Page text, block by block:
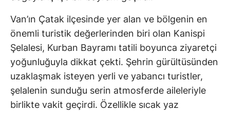
Van’ın Çatak ilçesinde yer alan ve bölgenin en
önemli turistik değerlerinden biri olan Kanispi
Şelalesi, Kurban Bayramı tatili boyunca ziyaretçi
yoğunluğuyla dikkat çekti. Şehrin gürültüsünden
uzaklaşmak isteyen yerli ve yabancı turistler,
şelalenin sunduğu serin atmosferde aileleriyle
birlikte vakit geçirdi. Özellikle sıcak yaz